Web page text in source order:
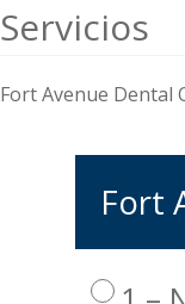
Servicios
Fort Avenue Dental
Fort